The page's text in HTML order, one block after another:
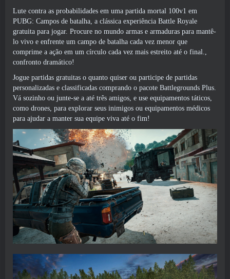
Lute contra as probabilidades em uma partida mortal 100v1 em
PUBG: Campos de batalha, a clássica experiência Battle Royale
gratuita para jogar. Procure no mundo armas e armaduras para mantê-
lo vivo e enfrente um campo de batalha cada vez menor que
comprime a ação em um círculo cada vez mais estreito até o final.,
confronto dramático!
Jogue partidas gratuitas o quanto quiser ou participe de partidas
personalizadas e classificadas comprando o pacote Battlegrounds Plus.
Vá sozinho ou junte-se a até três amigos, e use equipamentos táticos,
como drones, para explorar seus inimigos ou equipamentos médicos
para ajudar a manter sua equipe viva até o fim!